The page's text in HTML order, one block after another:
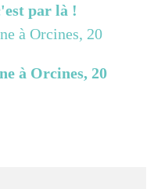
par là !
à Orcines, 20